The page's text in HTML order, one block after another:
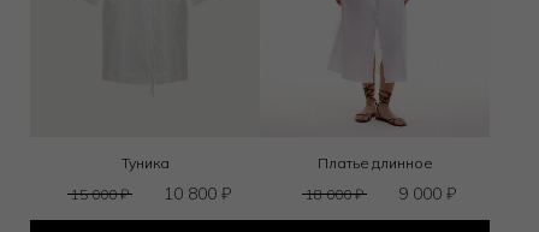
Туника
15 000₽ 10 800₽
Платье длинное
18 000₽ 9 000₽